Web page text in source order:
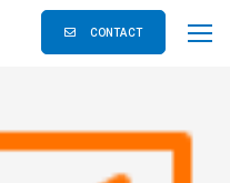
CONTACT